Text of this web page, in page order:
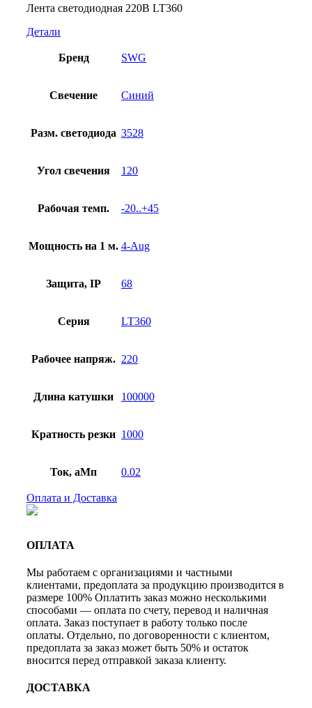
Лента светодиодная 220В LT360
Детали
Бренд SWG
Свечение Синий
Разм. светодиода 3528
Угол свечения 120
Рабочая темп. -20..+45
Мощность на 1 м. 4-Aug
Защита, IP 68
Серия LT360
Рабочее напряж. 220
Длина катушки 100000
Кратность резки 1000
Ток, аМп 0.02
Оплата и Доставка
ОПЛАТА
Мы работаем с организациями и частными
клиентами, предоплата за продукцию производится в
размере 100% Оплатить заказ можно несколькими
способами — оплата по счету, перевод и наличная
оплата. Заказ поступает в работу только после
оплаты. Отдельно, по договоренности с клиентом,
предоплата за заказ может быть 50% и остаток
вносится перед отправкой заказа клиенту.
ДОСТАВКА